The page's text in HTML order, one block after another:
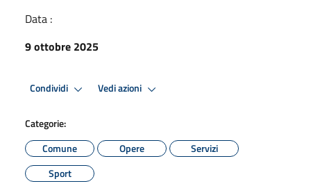
Data :
9 ottobre 2025
Condividi Vedi azioni
Categorie:
Comune
Opere
Servizi
Sport